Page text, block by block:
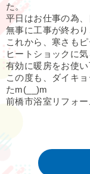
た。
平日はお仕事の為、
無事に工事が終わ
これから、寒さも
ヒートショックに
有効に暖房をお使い
この度も、ダイキ
たm(__)m
前橋市浴室リフォ